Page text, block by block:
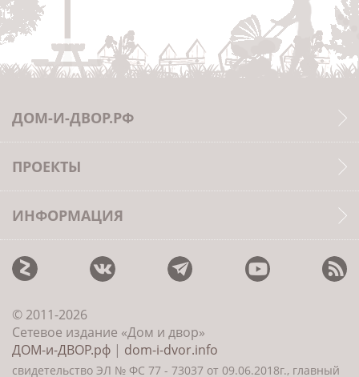
ДОМ-И-ДВОР.РФ
ПРОЕКТЫ
ИНФОРМАЦИЯ
© 2011-2026
Сетевое издание «Дом и двор»
ДОМ-и-ДВОР.рф | dom-i-dvor.info
свидетельство ЭЛ № ФС 77 - 73037 от 09.06.2018г., главный